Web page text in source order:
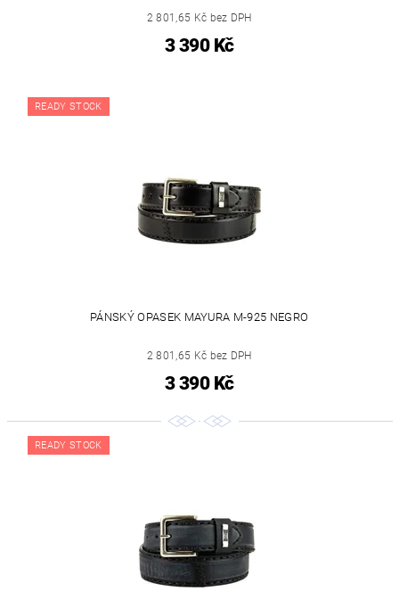
2 801,65 Kč bez DPH
3 390 Kč
READY STOCK
PÁNSKÝ OPASEK MAYURA M-925 NEGRO
2 801,65 Kč bez DPH
3 390 Kč
READY STOCK